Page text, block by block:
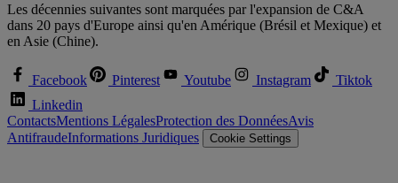
Les décennies suivantes sont marquées par l'expansion de C&A
dans 20 pays d'Europe ainsi qu'en Amérique (Brésil et Mexique) et
en Asie (Chine).
Facebook Pinterest Youtube Instagram
Tiktok
Linkedin
ContactsMentions LégalesProtection des DonnéesAvis
AntifraudeInformations Juridiques Cookie Settings